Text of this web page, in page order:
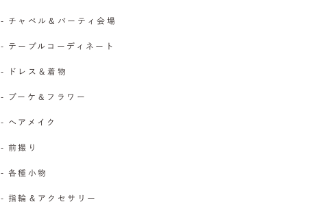
- チャペル＆パーティ会場
- テーブルコーディネート
- ドレス＆着物
- ブーケ＆フラワー
- ヘアメイク
- 前撮り
- 各種小物
- 指輪＆アクセサリー